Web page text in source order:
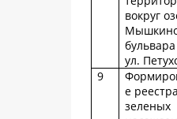
вокруг
ул.
9
е реестра
зеленых